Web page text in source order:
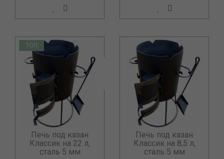
ТОП
Печь под казан
Классик на 22 л,
сталь 5 мм
Печь под казан
Классик на 8,5 л,
сталь 5 мм